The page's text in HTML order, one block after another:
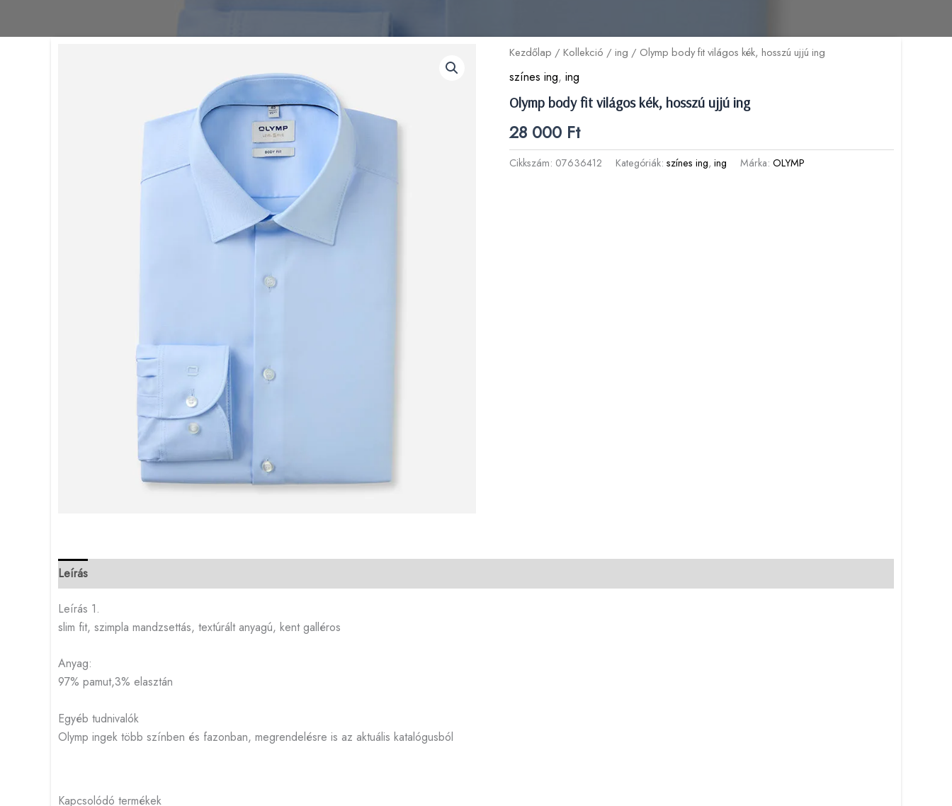
Kezdőlap /Kollekció /ing / Olymp body fit világos kék, hosszú ujjú ing
színes ing,ing
Olymp body fit világos kék, hosszú ujjú ing
28 000 Ft
Cikkszám: 07636412 Kategóriák:színes ing,ing Márka:OLYMP
Leírás
Leírás 1.
slim fit, szimpla mandzsettás, textúrált anyagú, kent galléros
Anyag:
97% pamut,3% elasztán
Egyéb tudnivalók
Olymp ingek több színben és fazonban, megrendelésre is az aktuális katalógusból
Kapcsolódó termékek